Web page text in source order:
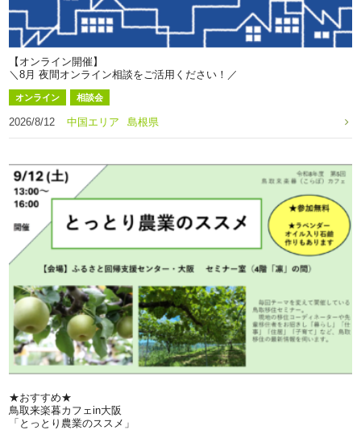
【オンライン開催】
＼8月 夜間オンライン相談をご活用ください！／
オンライン 相談会
2026/8/12 中国エリア 島根県
★おすすめ★
鳥取来楽暮カフェin大阪
「とっとり農業のススメ」